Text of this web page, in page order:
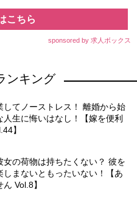
こちら
sponsored by 求人ボックス
ンキング
してノーストレス！ 離婚から始
人生に悔いはなし！【嫁を便利
】
女の荷物は持ちたくない？ 彼を
しまないともったいない！【あ
Vol.8】